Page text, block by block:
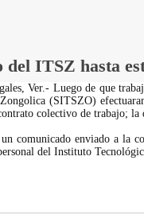
del ITSZ hasta
Ver.- Luego de que
(SITSZO)
colectivo de trabajo; la
comunicado enviado a la
del Instituto